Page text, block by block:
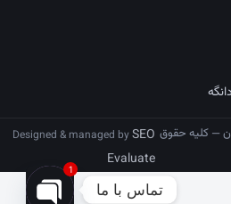
— کلیه حقوق
Designed & managed bySEO
Evaluate
تماس با ما
1